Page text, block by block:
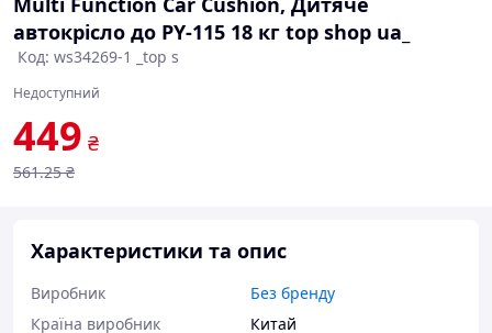
автокрісло до PY-115 18 кг top shop ua_
Код: ws34269-1 _top s
Недоступний
449 ₴
561.25 ₴
Характеристики та опис
Виробник
Без бренду
Країна виробник
Китай